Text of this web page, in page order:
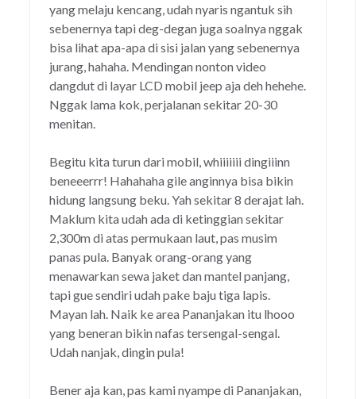
yang melaju kencang, udah nyaris ngantuk sih
sebenernya tapi deg-degan juga soalnya nggak
bisa lihat apa-apa di sisi jalan yang sebenernya
jurang, hahaha. Mendingan nonton video
dangdut di layar LCD mobil jeep aja deh hehehe.
Nggak lama kok, perjalanan sekitar 20-30
menitan.
Begitu kita turun dari mobil, whiiiiiii dingiiinn
beneeerrr! Hahahaha gile anginnya bisa bikin
hidung langsung beku. Yah sekitar 8 derajat lah.
Maklum kita udah ada di ketinggian sekitar
2,300m di atas permukaan laut, pas musim
panas pula. Banyak orang-orang yang
menawarkan sewa jaket dan mantel panjang,
tapi gue sendiri udah pake baju tiga lapis.
Mayan lah. Naik ke area Pananjakan itu lhooo
yang beneran bikin nafas tersengal-sengal.
Udah nanjak, dingin pula!
Bener aja kan, pas kami nyampe di Pananjakan,